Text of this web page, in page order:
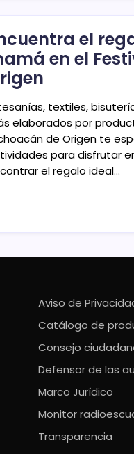
el
en el
textiles,
elaborados por
de Origen te
para disfrutar
el regalo ideal…
Aviso de
Catálogo de
Consejo
Defensor de las
Marco Jurídico
Monitor
Transparencia